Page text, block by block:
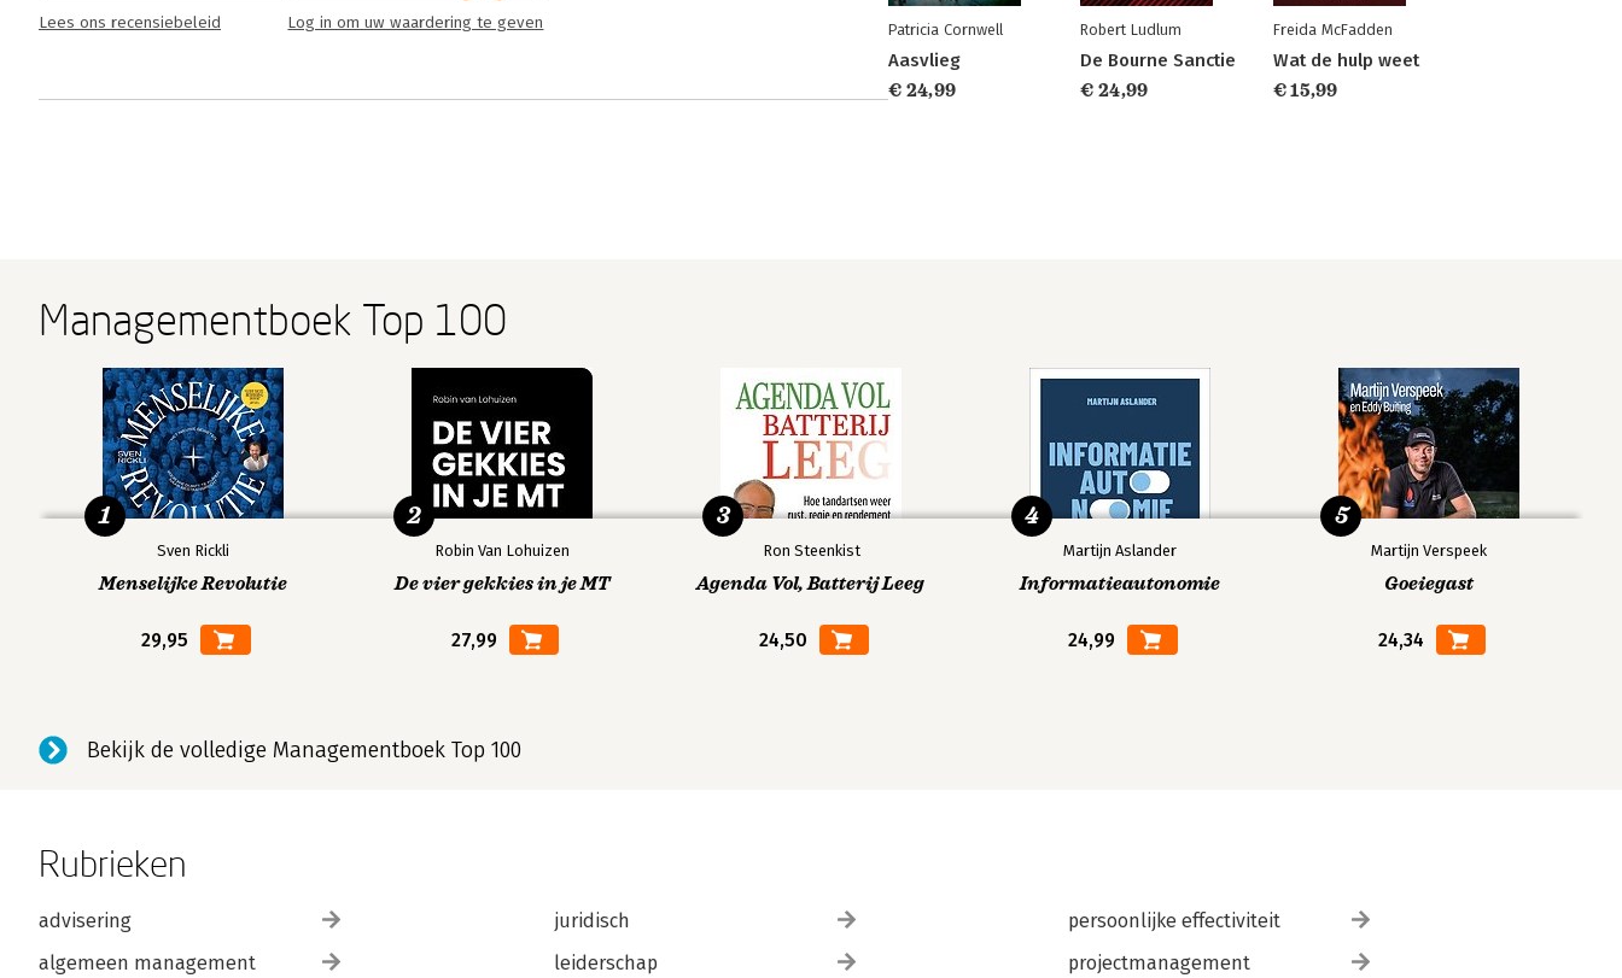
Lees ons recensiebeleid Log in om uw waardering te geven Patricia Cornwell
Aasvlieg
€ 24,99
Robert Ludlum
De Bourne Sanctie
€ 24,99
Freida McFadden
Wat de hulp weet
€ 15,99
Managementboek Top 100
Sven Rickli
Menselijke Revolutie
29,95
1
Robin Van Lohuizen
De vier gekkies in je MT
27,99
2
Ron Steenkist
Agenda Vol, Batterij Leeg
24,50
3
Martijn Aslander
Informatieautonomie
24,99
4
Martijn Verspeek
Goeiegast
24,34
5
Bekijk de volledige Managementboek Top 100
Rubrieken
advisering
algemeen management
juridisch
leiderschap
persoonlijke effectiviteit
projectmanagement